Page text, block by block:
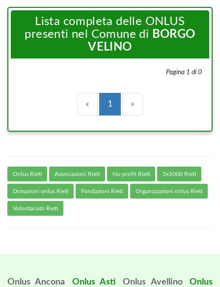
Lista completa delle ONLUS
presenti nel Comune di BORGO
VELINO
Pagina 1 di 0
« Precedente
1 (current)
»
Onlus Rieti Associazioni Rieti No-profit Rieti 5x1000 Rieti
Donazioni onlus Rieti Fondazioni Rieti Organizzazioni onlus Rieti
Volontariato Rieti
Onlus Ancona Onlus Asti Onlus Avellino
Onlus